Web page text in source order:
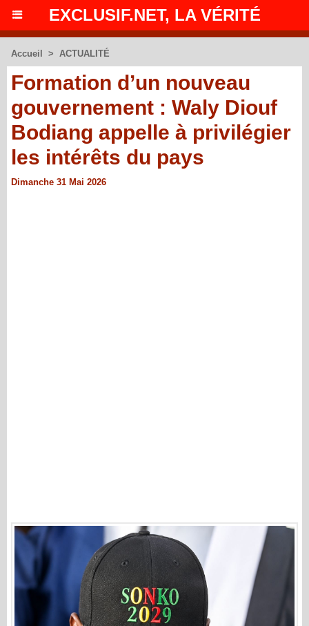
EXCLUSIF.NET, LA VÉRITÉ
Accueil > ACTUALITÉ
Formation d’un nouveau
gouvernement : Waly Diouf
Bodiang appelle à privilégier
les intérêts du pays
Dimanche 31 Mai 2026